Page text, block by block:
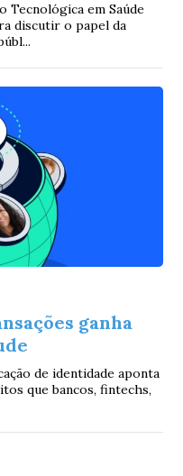
Tecnológica em Saúde
discutir o papel da
ganha
de identidade aponta
que bancos, fintechs,